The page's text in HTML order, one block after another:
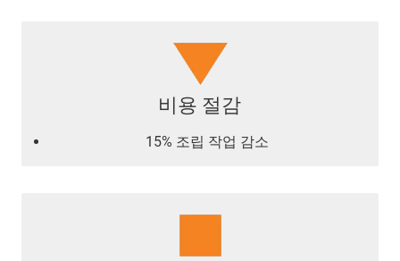
비용 절감
15% 조립 작업 감소